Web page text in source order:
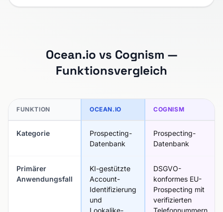
Ocean.io vs Cognism —
Funktionsvergleich
FUNKTION OCEAN.IO COGNISM
Kategorie
Prospecting-
Datenbank
Prospecting-
Datenbank
Primärer
Anwendungsfall
KI-gestützte
Account-
Identifizierung
und
Lookalike-
DSGVO-
konformes EU-
Prospecting mit
verifizierten
Telefonnummern